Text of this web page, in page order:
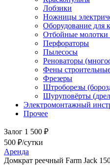
Лобзики
Ножницы
Оборудование для
Отбойные молотки
Перфораторы
Пылесосы
Реноваторы
Фены
Фрезеры
Штроборезы
Шуруповёрты
Электромонтажный
Прочее
Залог 1 500 ₽
500 ₽/сутки
Аренда
Домкрат реечный Farm Jack